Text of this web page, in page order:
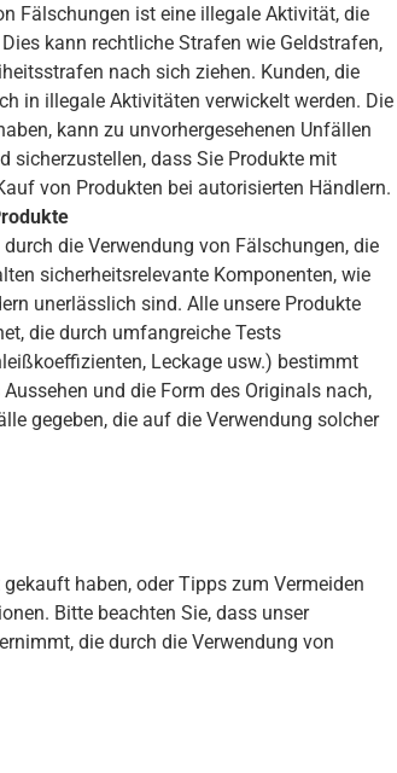
Fälschungen ist eine illegale Aktivität, die
kann rechtliche Strafen wie Geldstrafen,
nach sich ziehen. Kunden, die
in illegale Aktivitäten verwickelt werden. Die
kann zu unvorhergesehenen Unfällen
sicherzustellen, dass Sie Produkte mit
von Produkten bei autorisierten Händlern.
die Verwendung von Fälschungen, die
sicherheitsrelevante Komponenten, wie
unerlässlich sind. Alle unsere Produkte
die durch umfangreiche Tests
Leckage usw.) bestimmt
und die Form des Originals nach,
gegeben, die auf die Verwendung solcher
haben, oder Tipps zum Vermeiden
Bitte beachten Sie, dass unser
die durch die Verwendung von